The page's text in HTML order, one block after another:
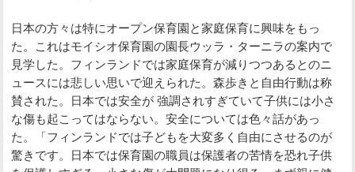
日本の方々は特にオープン保育園と家庭保育に興味をもっ
た。これはモイシオ保育園の園長ウッラ・ターニラの案内で
見学した。フィンランドでは家庭保育が減りつつあるとのニ
ュースには悲しい思いで迎えられた。森歩きと自由行動は称
賛された。日本では安全が 強調されすぎていて子供には小さ
な傷も起こってはならない。安全については色々話があっ
た。「フィンランドでは子どもを大変多く自由にさせるのが
驚きです。日本では保育園の職員は保護者の苦情を恐れ子供